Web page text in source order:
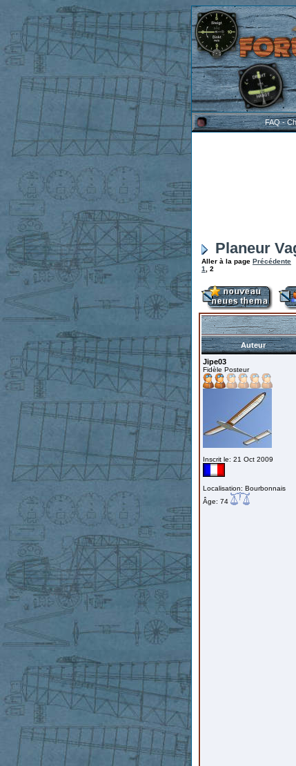
FAQ-
Planeur
Aller à la page Précédente
1
2
Auteur
Jipe03
Fidèle Posteur
Inscrit le: 21 Oct 2009
Localisation: Bourbonnais
Âge: 74